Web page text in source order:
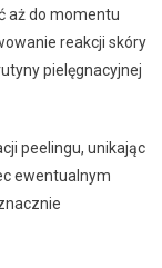
aż do momentu
reakcji skóry
pielęgnacyjnej
peelingu, unikając
ewentualnym